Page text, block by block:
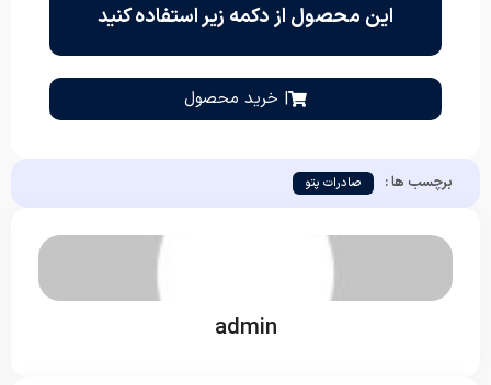
این محصول از دکمه زیر استفاده کنید
| خرید محصول
برچسب ها : صادرات پتو
admin